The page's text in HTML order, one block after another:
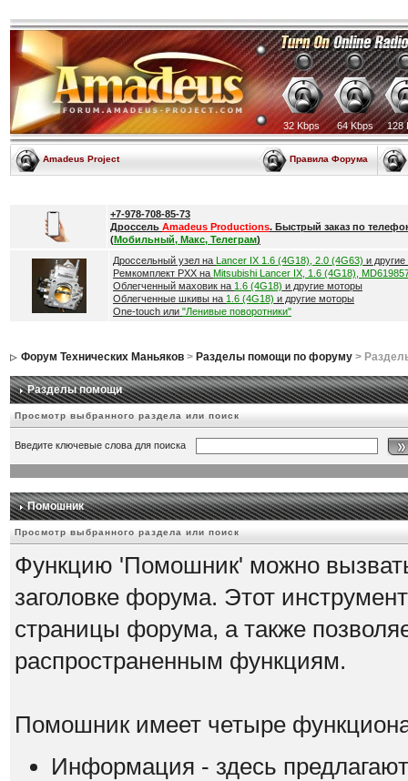
32 Kbps 64 Kbps 128
Amadeus Project Правила Форума
+7-978-708-85-73
Дроссель Amadeus Productions. Быстрый заказ по
(Мобильный, Макс, Телеграм)
Дроссельный узел на Lancer IX 1.6 (4G18), 2.0 (4G63) и
Ремкомплект РХХ на Mitsubishi Lancer IX, 1.6 (4G18),
Облегченный маховик на 1.6 (4G18) и другие моторы
Облегченные шкивы на 1.6 (4G18) и другие моторы
One-touch или "Ленивые поворотники"
Форум Технических Маньяков> Разделы помощи по форуму>
Разделы помощи
Просмотр выбранного раздела или поиск
Введите ключевые слова для поиска
Помошник
Просмотр выбранного раздела или поиск
Функцию 'Помошник' можно
заголовке форума. Этот
страницы форума, а также
распространенным функциям.
Помошник имеет четыре
Информация - здесь